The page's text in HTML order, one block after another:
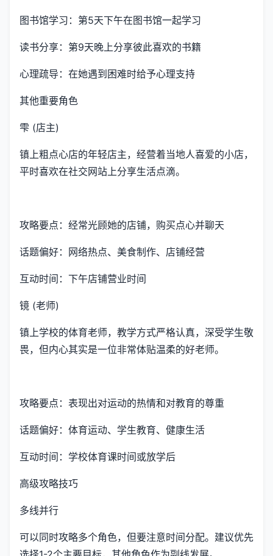
图书馆学习：第5天下午在图书馆一起学习
读书分享：第9天晚上分享彼此喜欢的书籍
心理疏导：在她遇到困难时给予心理支持
其他重要角色
雫 (店主)
镇上粗点心店的年轻店主，经营着当地人喜爱的小店，
平时喜欢在社交网站上分享生活点滴。
攻略要点：经常光顾她的店铺，购买点心并聊天
话题偏好：网络热点、美食制作、店铺经营
互动时间：下午店铺营业时间
镜 (老师)
镇上学校的体育老师，教学方式严格认真，深受学生敬
畏，但内心其实是一位非常体贴温柔的好老师。
攻略要点：表现出对运动的热情和对教育的尊重
话题偏好：体育运动、学生教育、健康生活
互动时间：学校体育课时间或放学后
高级攻略技巧
多线并行
可以同时攻略多个角色，但要注意时间分配。建议优先